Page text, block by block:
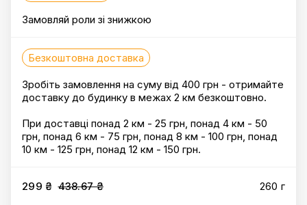
Замовляй роли зі знижкою
Безкоштовна доставка
Зробіть замовлення на суму від 400 грн - отримайте
доставку до будинку в межах 2 км безкоштовно.
При доставці понад 2 км - 25 грн, понад 4 км - 50
грн, понад 6 км - 75 грн, понад 8 км - 100 грн, понад
10 км - 125 грн, понад 12 км - 150 грн.
299 ₴ 438.67 ₴ 260 г